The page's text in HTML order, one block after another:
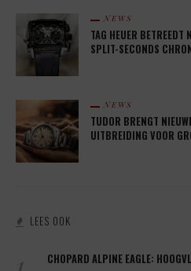
NEWS
TAG HEUER BETREEDT
SPLIT-SECONDS
NEWS
TUDOR BRENGT
UITBREIDING VOOR
LEES OOK
CHOPARD ALPINE EAGLE: